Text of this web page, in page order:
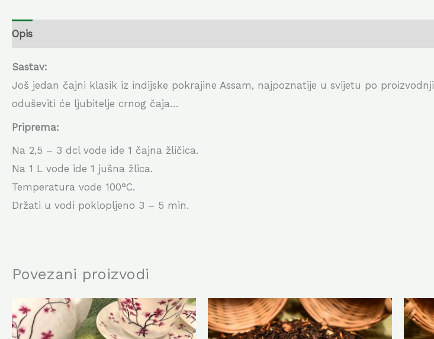
Opis
Sastav:
Još jedan čajni klasik iz indijske pokrajine Assam, najpoznatije u svijetu po proizvodnji
oduševiti će ljubitelje crnog čaja…
Priprema:
Na 2,5 – 3 dcl vode ide 1 čajna žličica.
Na 1 L vode ide 1 jušna žlica.
Temperatura vode 100°C.
Držati u vodi poklopljeno 3 – 5 min.
Povezani proizvodi
Ovaj
proizvod
Ovaj
proizvod